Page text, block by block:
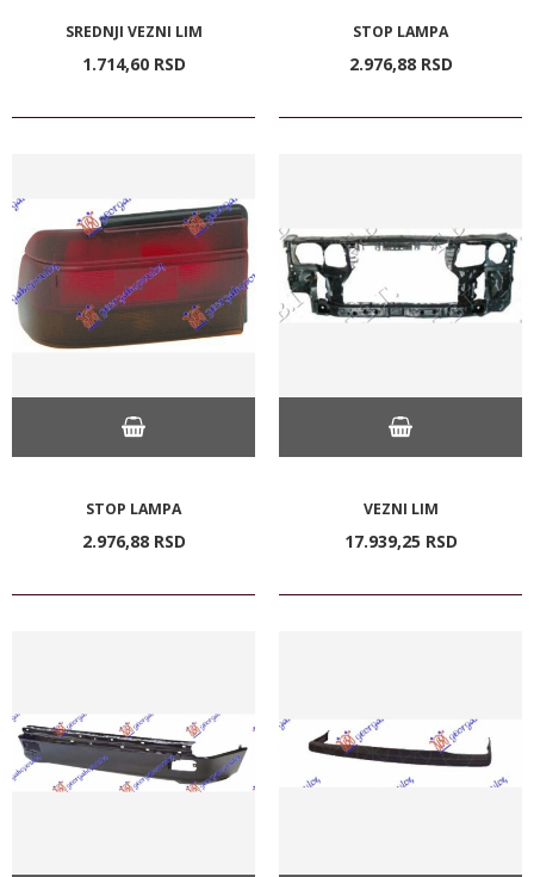
SREDNJI VEZNI LIM
1.714,60 RSD
STOP LAMPA
2.976,88 RSD
STOP LAMPA
2.976,88 RSD
VEZNI LIM
17.939,25 RSD